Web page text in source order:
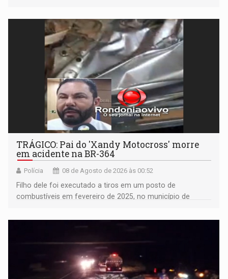
TRÁGICO: Pai do 'Xandy Motocross' morre
em acidente na BR-364
Polícia 08 de Agosto de 2026 às 00:52
Filho dele foi executado a tiros em um posto de
combustíveis em fevereiro de 2025, no município de